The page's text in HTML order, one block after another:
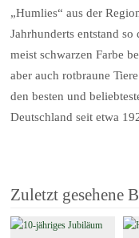
„Humlies“ aus der
Jahrhunderts entstand
meist schwarzen Farbe
aber auch rotbraune
den besten und
Deutschland seit etwa
Zuletzt gesehene